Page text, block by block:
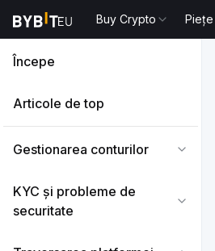
Buy Crypto Piețe
Începe
Articole de top
Gestionarea conturilor
KYC și probleme de
securitate